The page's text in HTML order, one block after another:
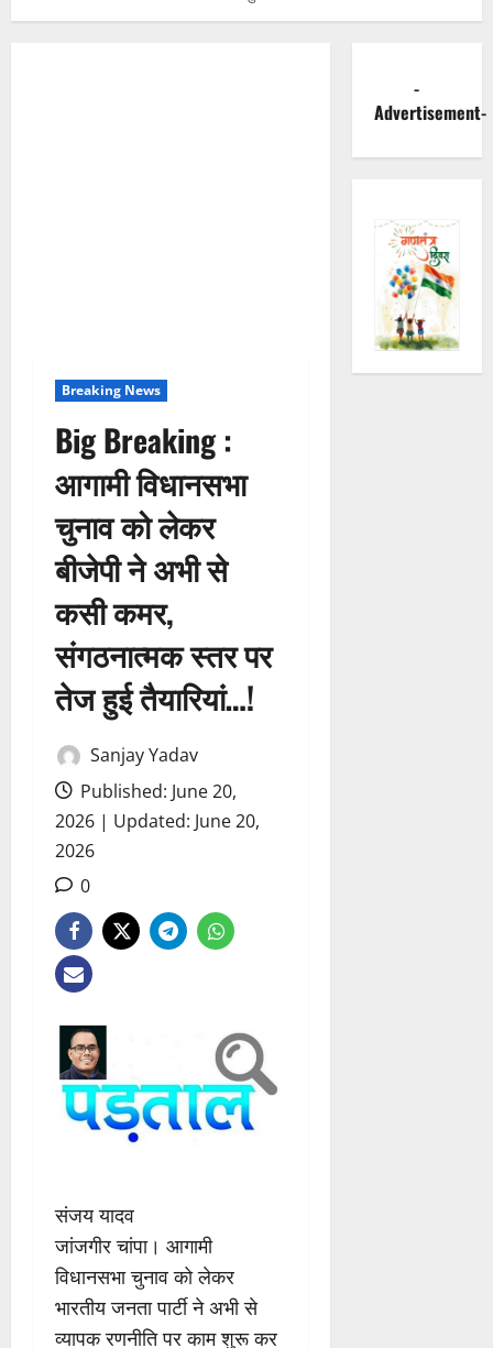
Breaking News
Big Breaking :
आगामी विधानसभा
चुनाव को लेकर
बीजेपी ने अभी से
कसी कमर,
संगठनात्मक स्तर पर
तेज हुई तैयारियां…!
Sanjay Yadav
Published: June 20,
2026 | Updated: June 20,
2026
0
संजय यादव
जांजगीर चांपा। आगामी
विधानसभा चुनाव को लेकर
भारतीय जनता पार्टी ने अभी से
व्यापक रणनीति पर काम शुरू कर
-
Advertisement-